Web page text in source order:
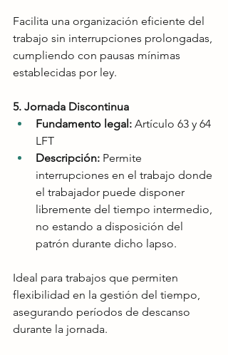
Facilita una organización eficiente del
trabajo sin interrupciones prolongadas,
cumpliendo con pausas mínimas
establecidas por ley.
5. Jornada Discontinua
Fundamento legal: Artículo 63 y 64
LFT
Descripción: Permite
interrupciones en el trabajo donde
el trabajador puede disponer
libremente del tiempo intermedio,
no estando a disposición del
patrón durante dicho lapso.
Ideal para trabajos que permiten
flexibilidad en la gestión del tiempo,
asegurando períodos de descanso
durante la jornada.